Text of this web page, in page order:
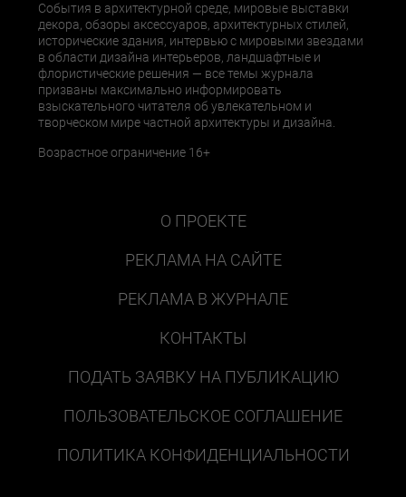
События в архитектурной среде, мировые выставки
декора, обзоры аксессуаров, архитектурных стилей,
исторические здания, интервью с мировыми звездами
в области дизайна интерьеров, ландшафтные и
флористические решения — все темы журнала
призваны максимально информировать
взыскательного читателя об увлекательном и
творческом мире частной архитектуры и дизайна.
Возрастное ограничение 16+
О ПРОЕКТЕ
РЕКЛАМА НА САЙТЕ
РЕКЛАМА В ЖУРНАЛЕ
КОНТАКТЫ
ПОДАТЬ ЗАЯВКУ НА ПУБЛИКАЦИЮ
ПОЛЬЗОВАТЕЛЬСКОЕ СОГЛАШЕНИЕ
ПОЛИТИКА КОНФИДЕНЦИАЛЬНОСТИ